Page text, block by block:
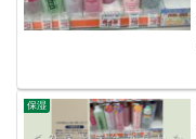
保湿